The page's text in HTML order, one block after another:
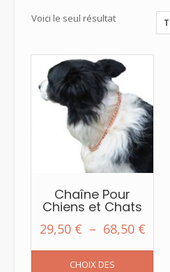
Voici le seul résultat
Chaîne Pour
Chiens et Chats
29,50 € – 68,50 €Plage
de
CHOIX DES
Ce